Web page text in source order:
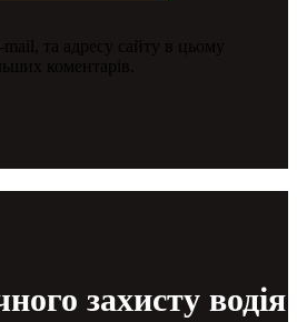
mail, та адресу сайту в цьому
коментарів.
захисту водія